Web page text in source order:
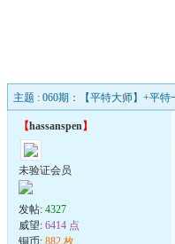
主题 : 060期：【平特大师】+平
【hassanspen】
未验证会员
发帖: 4327
威望: 6414 点
铜币: 882 枚